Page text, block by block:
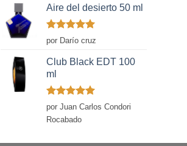
Aire del desierto 50 ml
Valorado
con
por Darío cruz
Club Black EDT 100
ml
Valorado
con 5 de 5
por Juan Carlos Condori
Rocabado